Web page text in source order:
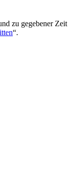
zu gegebener Zeit
“.